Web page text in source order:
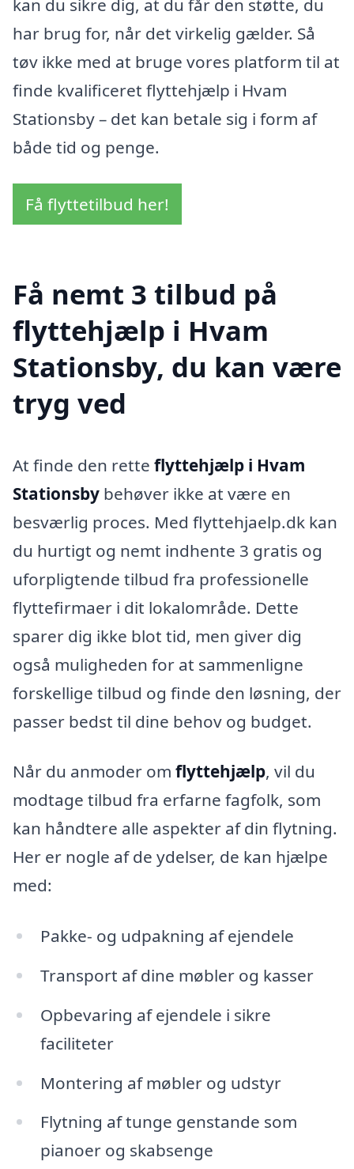
kan du sikre dig, at du får den støtte, du
har brug for, når det virkelig gælder. Så
tøv ikke med at bruge vores platform til at
finde kvalificeret flyttehjælp i Hvam
Stationsby – det kan betale sig i form af
både tid og penge.
Få flyttetilbud her!
Få nemt 3 tilbud på
flyttehjælp i Hvam
Stationsby, du kan være
tryg ved
At finde den rette flyttehjælp i Hvam
Stationsby behøver ikke at være en
besværlig proces. Med flyttehjaelp.dk kan
du hurtigt og nemt indhente 3 gratis og
uforpligtende tilbud fra professionelle
flyttefirmaer i dit lokalområde. Dette
sparer dig ikke blot tid, men giver dig
også muligheden for at sammenligne
forskellige tilbud og finde den løsning, der
passer bedst til dine behov og budget.
Når du anmoder om flyttehjælp, vil du
modtage tilbud fra erfarne fagfolk, som
kan håndtere alle aspekter af din flytning.
Her er nogle af de ydelser, de kan hjælpe
med:
Pakke- og udpakning af ejendele
Transport af dine møbler og kasser
Opbevaring af ejendele i sikre
faciliteter
Montering af møbler og udstyr
Flytning af tunge genstande som
pianoer og skabsenge